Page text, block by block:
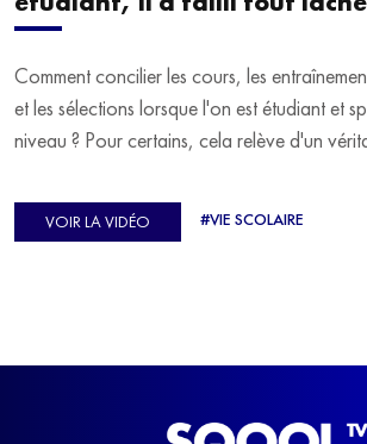
Comment concilier les cours, les
et les sélections lorsque l'on est étudiant et
niveau ? Pour certains, cela relève d'un
d'Europe de Horse-ball, qui a failli
avant de trouver un nouvel équilibre.
VOIR LA VIDÉO #VIE SCOLAIRE